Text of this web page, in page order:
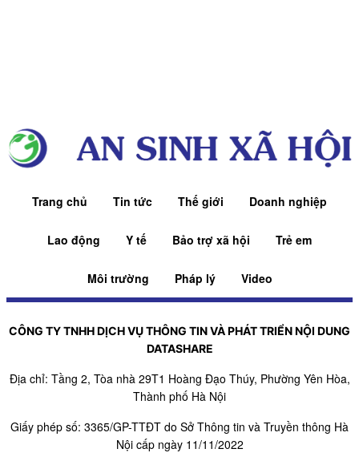
Trang chủ Tin tức Thế giới Doanh nghiệp
Lao động Y tế Bảo trợ xã hội Trẻ em
Môi trường Pháp lý Video
CÔNG TY TNHH DỊCH VỤ THÔNG TIN VÀ PHÁT TRIỂN NỘI DUNG
DATASHARE
Địa chỉ: Tầng 2, Tòa nhà 29T1 Hoàng Đạo Thúy, Phường Yên Hòa,
Thành phố Hà Nội
Giấy phép số: 3365/GP-TTĐT do Sở Thông tin và Truyền thông Hà
Nội cấp ngày 11/11/2022